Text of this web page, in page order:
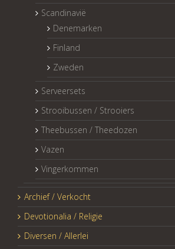
Scandinavië
Denemarken
Finland
Zweden
Serveersets
Strooibussen / Strooiers
Theebussen / Theedozen
Vazen
Vingerkommen
Archief / Verkocht
Devotionalia / Religie
Diversen / Allerlei